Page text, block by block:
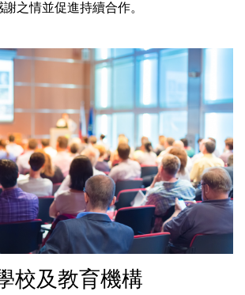
之情並促進持續合作。
校及教育機構